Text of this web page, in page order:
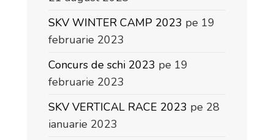
SKV WINTER CAMP 2023 pe 19
februarie 2023
Concurs de schi 2023 pe 19
februarie 2023
SKV VERTICAL RACE 2023 pe 28
ianuarie 2023